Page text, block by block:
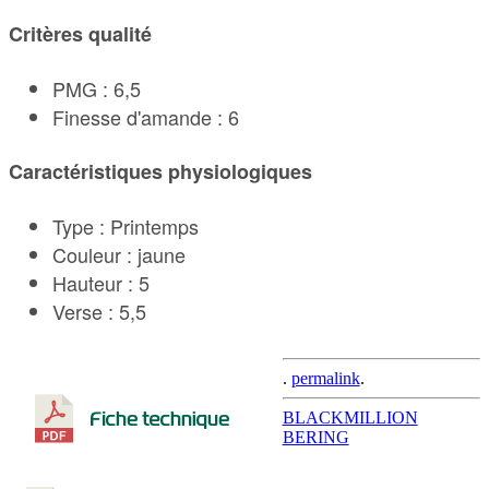
Critères qualité
PMG : 6,5
Finesse d'amande : 6
Caractéristiques physiologiques
Type : Printemps
Couleur : jaune
Hauteur : 5
Verse : 5,5
. permalink.
Post
navigation
BLACKMILLION
BERING